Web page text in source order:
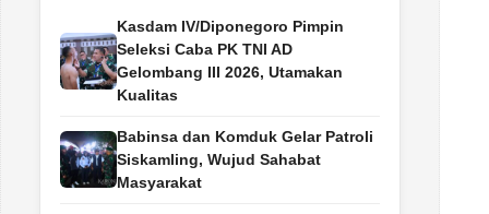
Kasdam IV/Diponegoro Pimpin
Seleksi Caba PK TNI AD
Gelombang III 2026, Utamakan
Kualitas
Babinsa dan Komduk Gelar Patroli
Siskamling, Wujud Sahabat
Masyarakat